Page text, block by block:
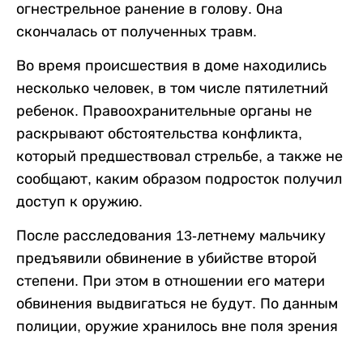
огнестрельное ранение в голову. Она
скончалась от полученных травм.
Во время происшествия в доме находились
несколько человек, в том числе пятилетний
ребенок. Правоохранительные органы не
раскрывают обстоятельства конфликта,
который предшествовал стрельбе, а также не
сообщают, каким образом подросток получил
доступ к оружию.
После расследования 13-летнему мальчику
предъявили обвинение в убийстве второй
степени. При этом в отношении его матери
обвинения выдвигаться не будут. По данным
полиции, оружие хранилось вне поля зрения